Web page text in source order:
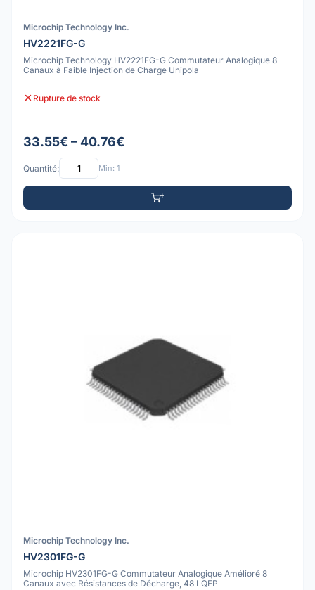
Microchip Technology Inc.
HV2221FG-G
Microchip Technology HV2221FG-G Commutateur Analogique 8
Canaux à Faible Injection de Charge Unipola
Rupture de stock
33.55€ – 40.76€
Quantité: Min: 1
Microchip Technology Inc.
HV2301FG-G
Microchip HV2301FG-G Commutateur Analogique Amélioré 8
Canaux avec Résistances de Décharge, 48 LQFP